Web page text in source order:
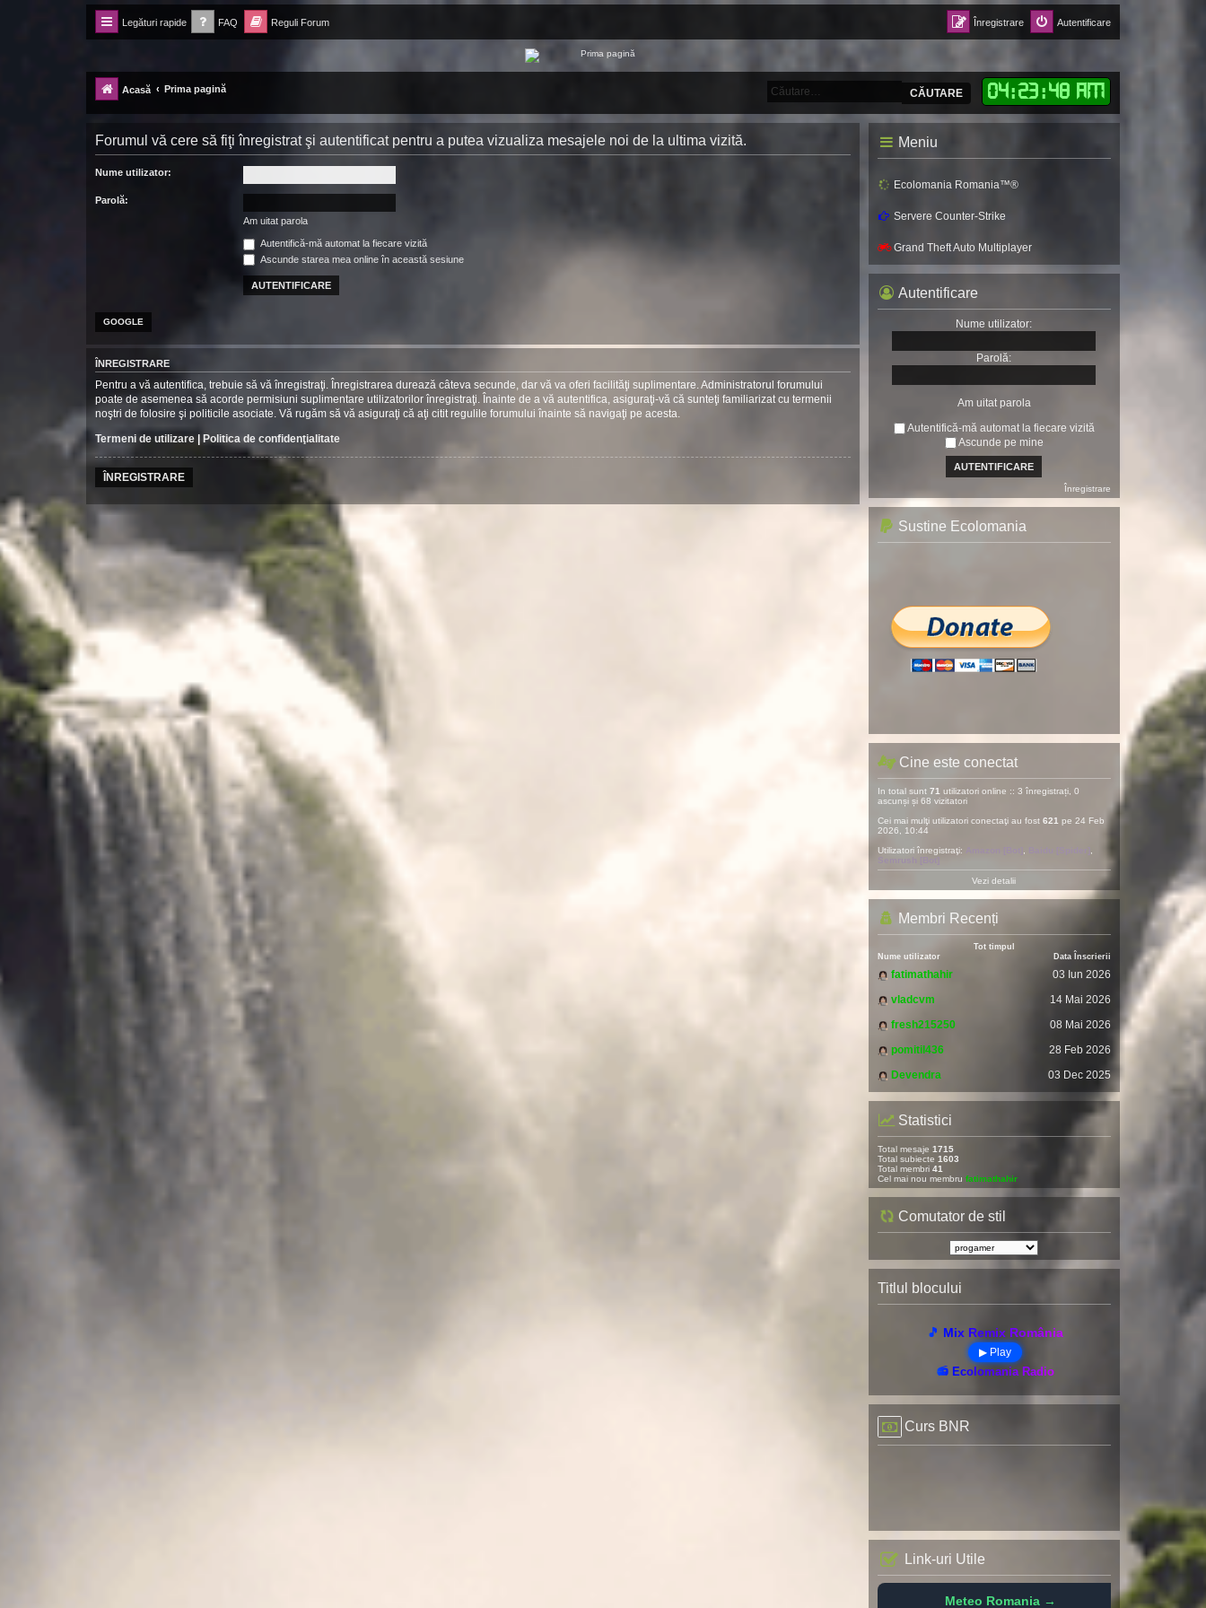
Legături rapide FAQ Reguli Forum Autentificare
Înregistrare
Forum Ecolomania™®
-= Idei pentru viitor =-
Acasă Prima pagină 04:23:50 AM
CĂUTARE
Forumul vă cere să fiţi înregistrat şi autentificat pentru a putea vizualiza mesajele noi de la ultima vizită.
Nume utilizator:
Parolă:
Am uitat parola
Autentifică-mă automat la fiecare vizită
Ascunde starea mea online în această sesiune
GOOGLE
ÎNREGISTRARE
Pentru a vă autentifica, trebuie să vă înregistraţi. Înregistrarea durează câteva secunde, dar vă va oferi facilităţi suplimentare. Administratorul forumului
poate de asemenea să acorde permisiuni suplimentare utilizatorilor înregistraţi. Înainte de a vă autentifica, asiguraţi-vă că sunteţi familiarizat cu termenii
noştri de folosire şi politicile asociate. Vă rugăm să vă asiguraţi că aţi citit regulile forumului înainte să navigaţi pe acesta.
Termeni de utilizare | Politica de confidenţialitate
ÎNREGISTRARE
Meniu
Ecolomania Romania™®
Servere Counter-Strike
Grand Theft Auto Multiplayer
Autentificare
Nume utilizator:
Parolă:
Am uitat parola
Autentifică-mă automat la fiecare vizită
Ascunde pe mine
Înregistrare
Sustine Ecolomania
Cine este conectat
In total sunt 71 utilizatori online :: 3 înregistrați, 0
ascunși și 68 vizitatori
Cei mai mulţi utilizatori conectaţi au fost 621 pe 24 Feb
2026, 10:44
Utilizatori înregistraţi:
Baidu [Spider]
Vezi detalii
Membri Recenți
Tot timpul
Nume utilizator
Data Înscrierii
fatimathahir
03 Iun 2026
vladcvm
14 Mai 2026
fresh215250
08 Mai 2026
pomitil436
28 Feb 2026
Devendra
03 Dec 2025
Statistici
Total mesaje 1715
Total subiecte 1603
Total membri 41
Cel mai nou membru fatimathahir
Comutator de stil
Titlul blocului
🎵 Mix Remix România
▶ Play
📻 Ecolomania Radio
Curs BNR
Link-uri Utile
Meteo Romania →